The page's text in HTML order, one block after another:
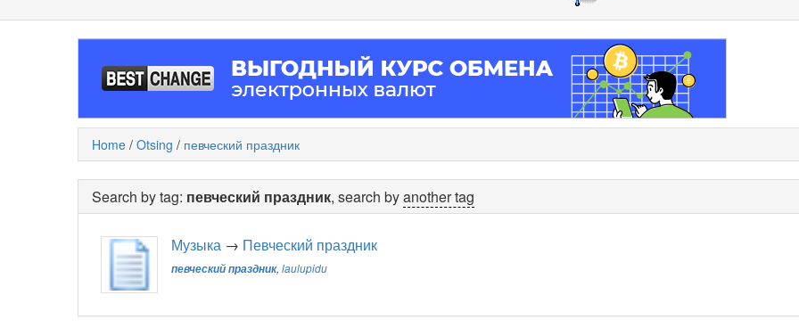
Home / Otsing / певческий праздник
Search by tag: певческий праздник, search byanother tag
Музыка → Певческий праздник
певческий праздник, laulupidu